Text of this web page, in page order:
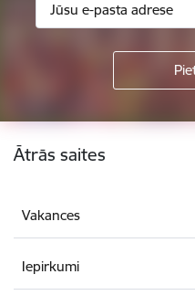
Kājene
Ātrās saites
Vakances
Iepirkumi